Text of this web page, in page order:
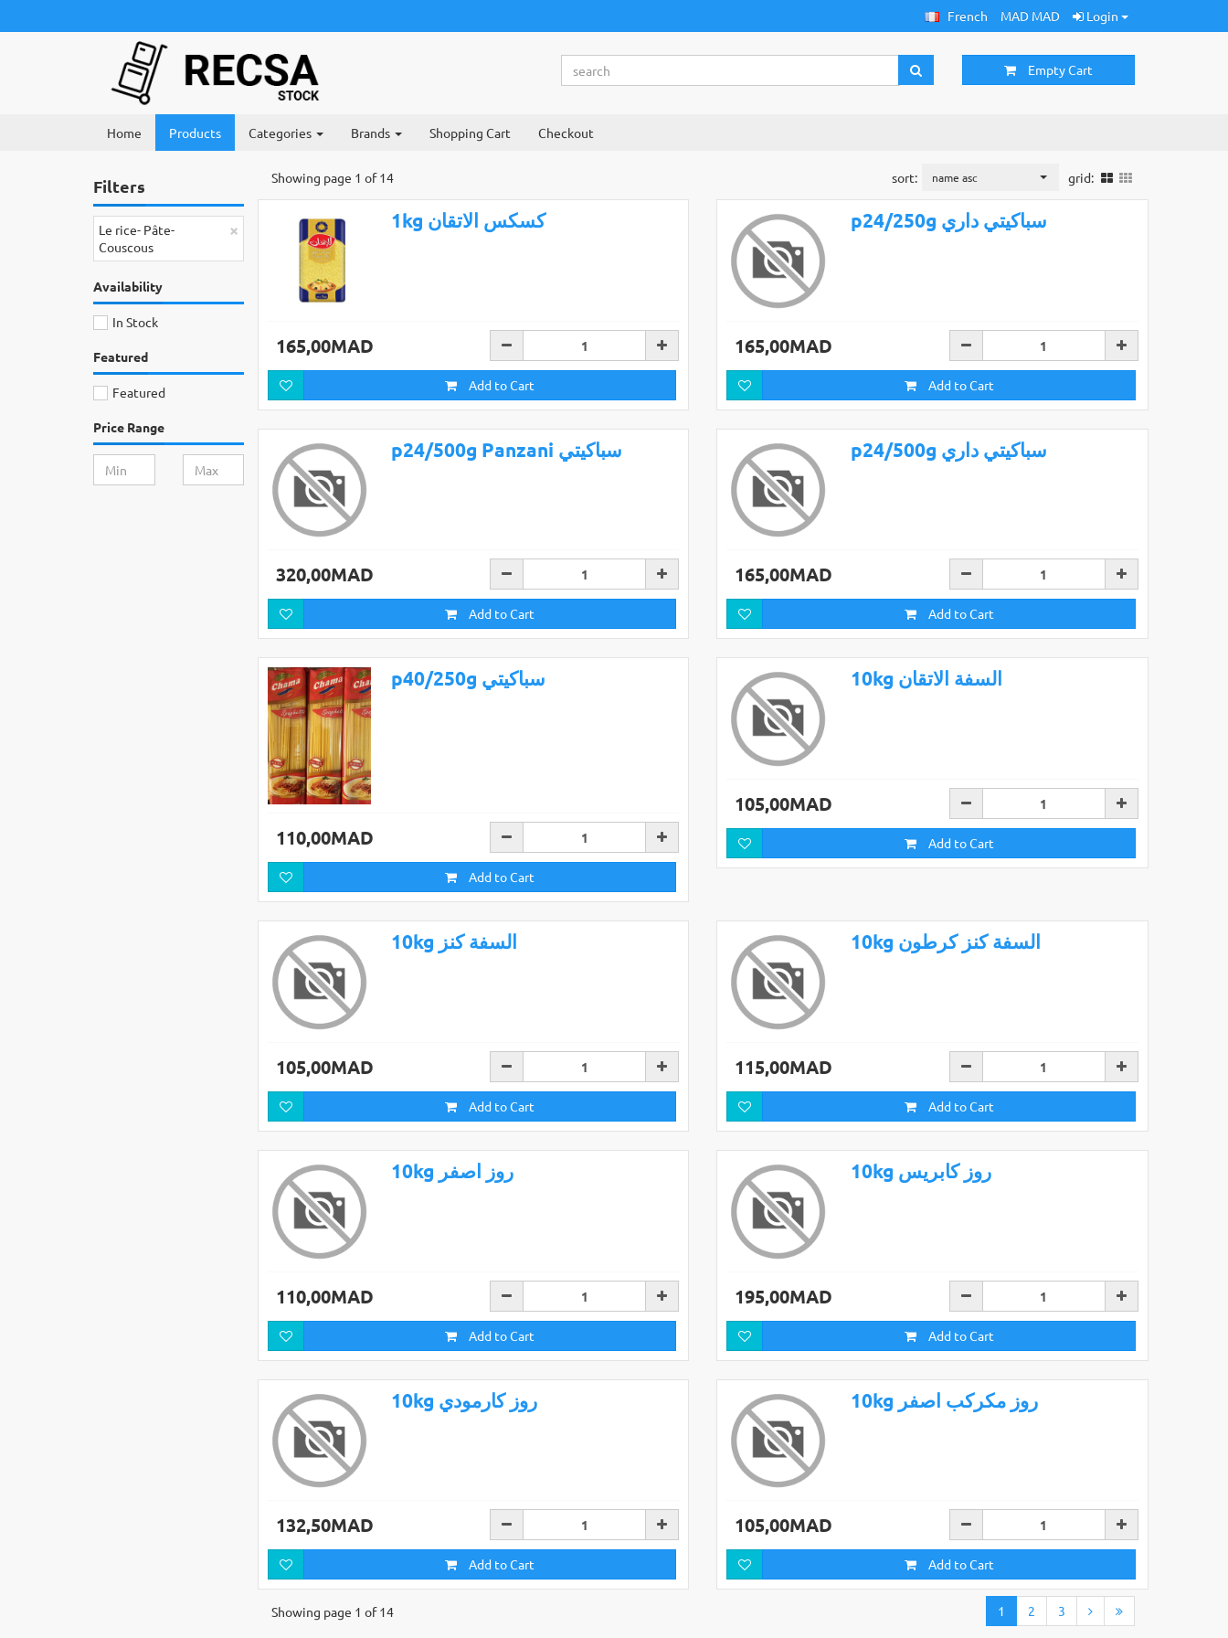
French MAD MAD Login
Empty Cart
Home Products Categories Brands Shopping Cart Checkout
Filters
×
Le rice- Pâte-
Couscous
Availability
In Stock
Featured
Featured
Price Range
grid:
sort: name asc
Showing page 1 of 14
1kg كسكس الاتقان
165,00MAD
Add to Cart
p24/250g سباكيتي داري
165,00MAD
Add to Cart
p24/500g Panzani سباكيتي
320,00MAD
Add to Cart
p24/500g سباكيتي داري
165,00MAD
Add to Cart
p40/250g سباكيتي
110,00MAD
Add to Cart
10kg السفة الاتقان
105,00MAD
Add to Cart
10kg السفة كنز
105,00MAD
Add to Cart
10kg السفة كنز كرطون
115,00MAD
Add to Cart
10kg روز اصفر
110,00MAD
Add to Cart
10kg روز كابريس
195,00MAD
Add to Cart
10kg روز كارمودي
132,50MAD
Add to Cart
10kg روز مكركب اصفر
105,00MAD
Add to Cart
Showing page 1 of 14 1 2 3